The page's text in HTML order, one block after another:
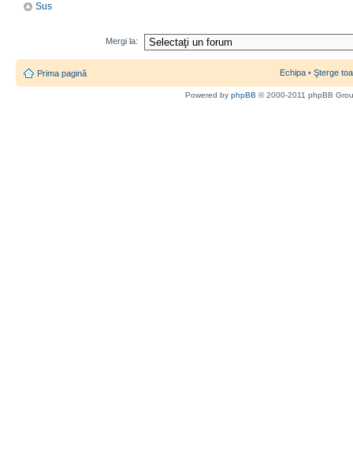
Sus
Mergi la:
Prima pagină Echipa • Şterge
Powered by phpBB © 2000-2011 phpBB